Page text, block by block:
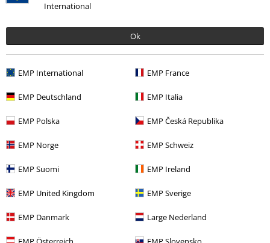
International
Ok
EMP International EMP France
EMP Deutschland EMP Italia
EMP Polska EMP Česká Republika
EMP Norge EMP Schweiz
EMP Suomi EMP Ireland
EMP United Kingdom EMP Sverige
EMP Danmark Large Nederland
Senest besøgt
Frakr 159.95
More categories. More options.